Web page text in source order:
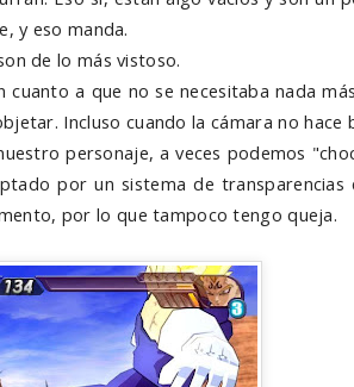
y eso manda.
de lo más vistoso.
a que no se necesitaba nada
Incluso cuando la cámara no hace
personaje, a veces podemos
por un sistema de transparencias
por lo que tampoco tengo queja.